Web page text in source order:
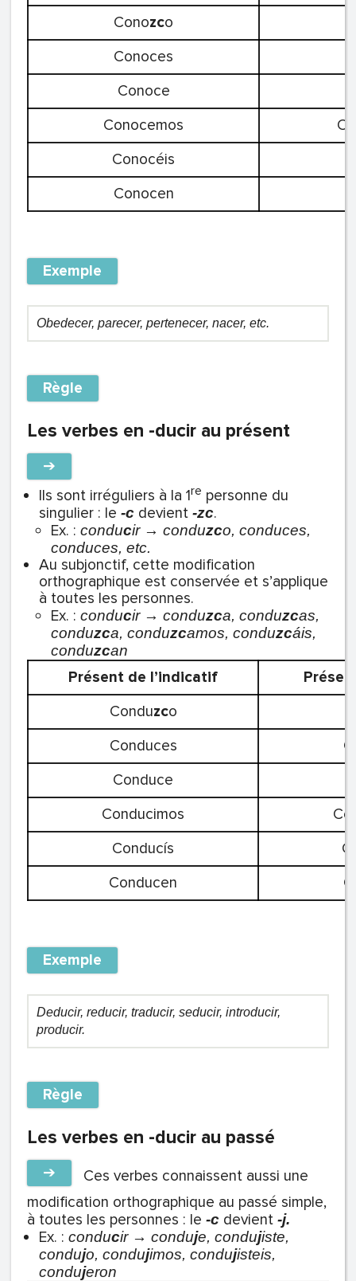
Conozco
Conoces
Conoce
Conocemos
Conocéis
Conocen
Exemple
Obedecer, parecer, pertenecer, nacer, etc.
Règle
Les verbes en -ducir au présent
➔
Ils sont irréguliers à la 1re personne du
singulier : le -c devient -zc.
Ex. : conducir → conduzco, conduces,
conduces, etc.
Au subjonctif, cette modification
orthographique est conservée et s’applique
à toutes les personnes.
Ex. : conducir → conduzca, conduzcas,
conduzca, conduzcamos, conduzcáis,
conduzcan
Présent de l’indicatif
Conduzco
Conduces
Conduce
Conducimos
Conducís
Conducen
Exemple
Deducir, reducir, traducir, seducir, introducir,
producir.
Règle
Les verbes en -ducir au passé
➔
Ces verbes connaissent aussi une
modification orthographique au passé simple,
à toutes les personnes : le -c devient -j.
Ex. : conducir → conduje, condujiste,
condujo, condujimos, condujisteis,
condujeron